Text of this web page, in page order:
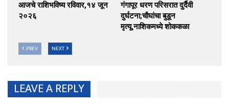
आजचे राशिभविष्य रविवार,१४ जून
२०२६
गंगापूर धरण परिसरात दुर्दैवी
दुर्घटना;चौघांचा बुडून
मृत्यू,नाशिकमध्ये शोककळा
PREV NEXT
LEAVE A REPLY